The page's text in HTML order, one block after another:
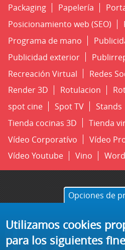
Packaging
Papelería
Posicionamiento web (SEO)
Programa de mano
Publicidad exterior
Recreación Virtual
Redes
Render 3D
Rotulacion
spot cine
Spot TV Stands
Tienda cocinas 3D
Tienda
Vídeo Corporatívo
Vídeo
Vídeo Youtube
Vino
Opciones de
Utilizamos cookies
para los siguientes